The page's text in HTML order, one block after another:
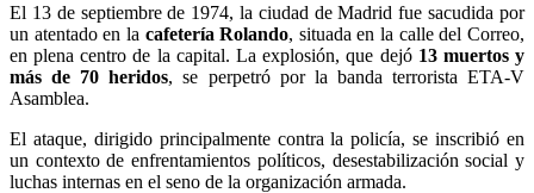
El 13 de septiembre de 1974, la ciudad de Madrid fue sacudida por
un atentado en la cafetería Rolando, situada en la calle del Correo,
en plena centro de la capital. La explosión, que dejó 13 muertos y
más de 70 heridos, se perpetró por la banda terrorista ETA-V
Asamblea.
El ataque, dirigido principalmente contra la policía, se inscribió en
un contexto de enfrentamientos políticos, desestabilización social y
luchas internas en el seno de la organización armada.